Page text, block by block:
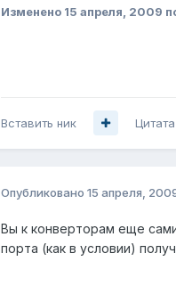
Изменено 15 апреля, 2009
Вставить ник Цитата
Опубликовано 15 апреля,
Вы к конверторам еще
порта (как в условии)